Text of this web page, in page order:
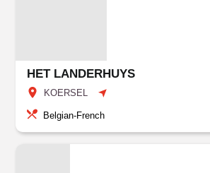
HET LANDERHUYS
KOERSEL
Belgian-French